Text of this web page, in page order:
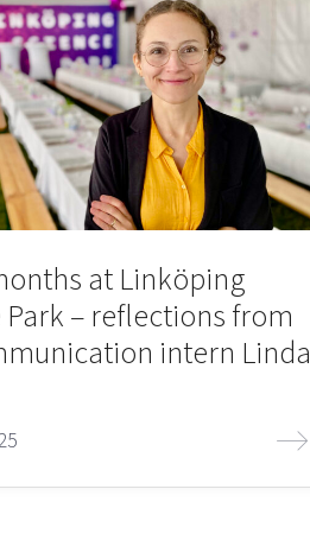
at Linköping
Park – reflections from
intern Linda